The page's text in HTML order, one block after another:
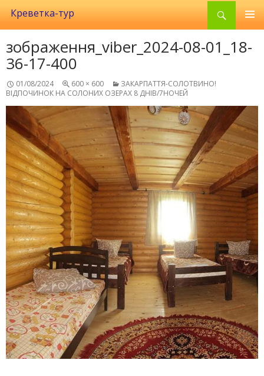
Креветка-тур
Search
CONTENT
зображення_viber_2024-08-01_18-
36-17-400
01/08/2024 600 × 600
ЗАКАРПАТТЯ-СОЛОТВИНО!
ВІДПОЧИНОК НА СОЛОНИХ ОЗЕРАХ 8 ДНІВ/7НОЧЕЙ